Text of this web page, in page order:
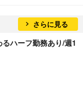
さらに見る
ハーフ勤務あり/週1